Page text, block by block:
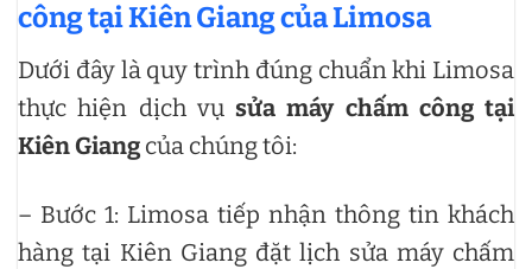
công tại Kiên Giang của Limosa
Dưới đây là quy trình đúng chuẩn khi Limosa
thực hiện dịch vụ sửa máy chấm công tại
Kiên Giang của chúng tôi:
– Bước 1: Limosa tiếp nhận thông tin khách
hàng tại Kiên Giang đặt lịch sửa máy chấm